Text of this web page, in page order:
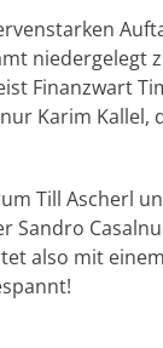
niedergelegt
Finanzwart
Karim Kallel,
Till Ascherl
Sandro
also mit